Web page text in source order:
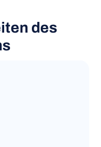
des